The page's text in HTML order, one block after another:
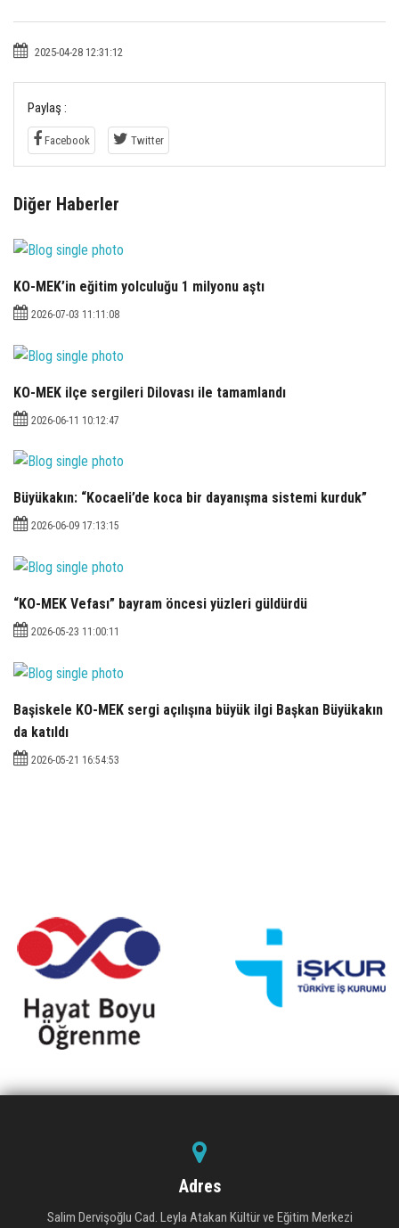
2025-04-28 12:31:12
Paylaş :
Facebook Twitter
Diğer Haberler
KO-MEK’in eğitim yolculuğu 1 milyonu aştı
2026-07-03 11:11:08
KO-MEK ilçe sergileri Dilovası ile tamamlandı
2026-06-11 10:12:47
Büyükakın: “Kocaeli’de koca bir dayanışma sistemi kurduk”
2026-06-09 17:13:15
“KO-MEK Vefası” bayram öncesi yüzleri güldürdü
2026-05-23 11:00:11
Başiskele KO-MEK sergi açılışına büyük ilgi Başkan Büyükakın
da katıldı
2026-05-21 16:54:53
Adres
Salim Dervişoğlu Cad. Leyla Atakan Kültür ve Eğitim Merkezi